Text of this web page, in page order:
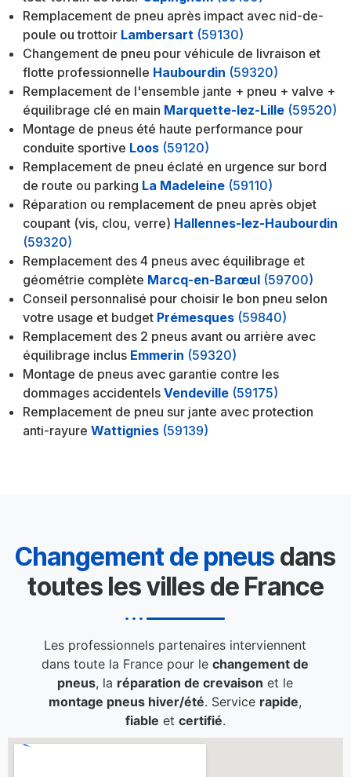
Remplacement de pneu après impact avec nid-de-
poule ou trottoir Lambersart (59130)
Changement de pneu pour véhicule de livraison et
flotte professionnelle Haubourdin (59320)
Remplacement de l'ensemble jante + pneu + valve +
équilibrage clé en main Marquette-lez-Lille (59520)
Montage de pneus été haute performance pour
conduite sportive Loos (59120)
Remplacement de pneu éclaté en urgence sur bord
de route ou parking La Madeleine (59110)
Réparation ou remplacement de pneu après objet
coupant (vis, clou, verre) Hallennes-lez-Haubourdin
(59320)
Remplacement des 4 pneus avec équilibrage et
géométrie complète Marcq-en-Barœul (59700)
Conseil personnalisé pour choisir le bon pneu selon
votre usage et budget Prémesques (59840)
Remplacement des 2 pneus avant ou arrière avec
équilibrage inclus Emmerin (59320)
Montage de pneus avec garantie contre les
dommages accidentels Vendeville (59175)
Remplacement de pneu sur jante avec protection
anti-rayure Wattignies (59139)
Changement de pneus dans
toutes les villes de France
Les professionnels partenaires interviennent
dans toute la France pour lechangement de
pneus, la réparation de crevaison et le
montage pneus hiver/été. Service rapide,
fiable et certifié.